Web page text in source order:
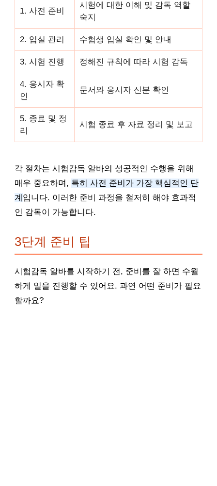
1. 사전 준비
시험에 대한 이해 및 감독 역할
숙지
2. 입실 관리 수험생 입실 확인 및 안내
3. 시험 진행 정해진 규칙에 따라 시험 감독
4. 응시자 확
인
문서와 응시자 신분 확인
5. 종료 및 정
리
시험 종료 후 자료 정리 및 보고
각 절차는 시험감독 알바의 성공적인 수행을 위해
매우 중요하며, 특히 사전 준비가 가장 핵심적인 단
계 입니다. 이러한 준비 과정을 철저히 해야 효과적
인 감독이 가능합니다.
3단계 준비 팁
시험감독 알바를 시작하기 전, 준비를 잘 하면 수월
하게 일을 진행할 수 있어요. 과연 어떤 준비가 필요
할까요?